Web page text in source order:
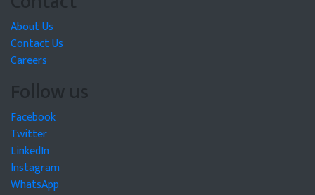
About Us
Contact Us
Careers
Follow us
Facebook
Twitter
LinkedIn
Instagram
WhatsApp